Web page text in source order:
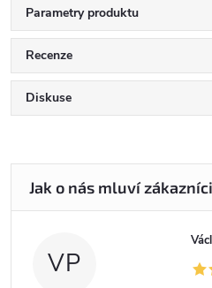
Parametry produktu
Recenze
Diskuse
VP